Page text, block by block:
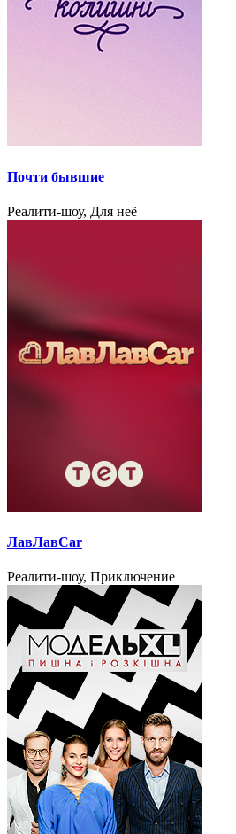
Почти бывшие
Реалити-шоу, Для неё
ЛавЛавCar
Реалити-шоу, Приключение